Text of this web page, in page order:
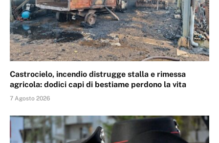
Castrocielo, incendio distrugge stalla e rimessa
agricola: dodici capi di bestiame perdono la vita
7 Agosto 2026